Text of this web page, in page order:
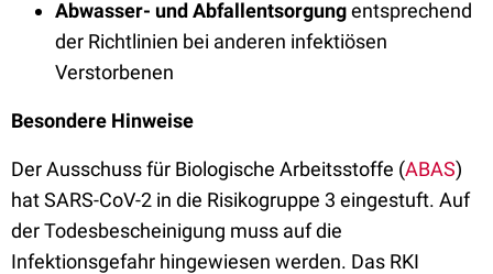
Abwasser- und Abfallentsorgungentsprechend
der Richtlinien bei anderen infektiösen
Verstorbenen
Besondere Hinweise
Der Ausschuss für Biologische Arbeitsstoffe (ABAS)
hat SARS-CoV-2 in die Risikogruppe 3 eingestuft. Auf
der Todesbescheinigung muss auf die
Infektionsgefahr hingewiesen werden. Das RKI